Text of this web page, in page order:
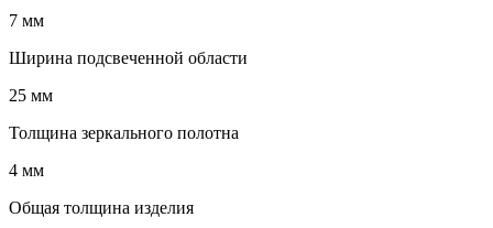
7 мм
Ширина подсвеченной области
25 мм
Толщина зеркального полотна
4 мм
Общая толщина изделия